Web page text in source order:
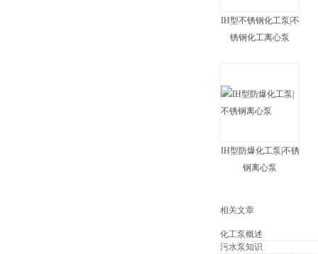
IH型不锈钢化工泵|不
锈钢化工离心泵
IH型防爆化工泵|不锈
钢离心泵
相关文章
化工泵概述
污水泵知识